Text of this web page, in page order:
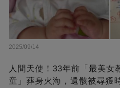
2025/09/14
人間天使！33年前「最美女
童」葬身火海，遺骸被尋獲